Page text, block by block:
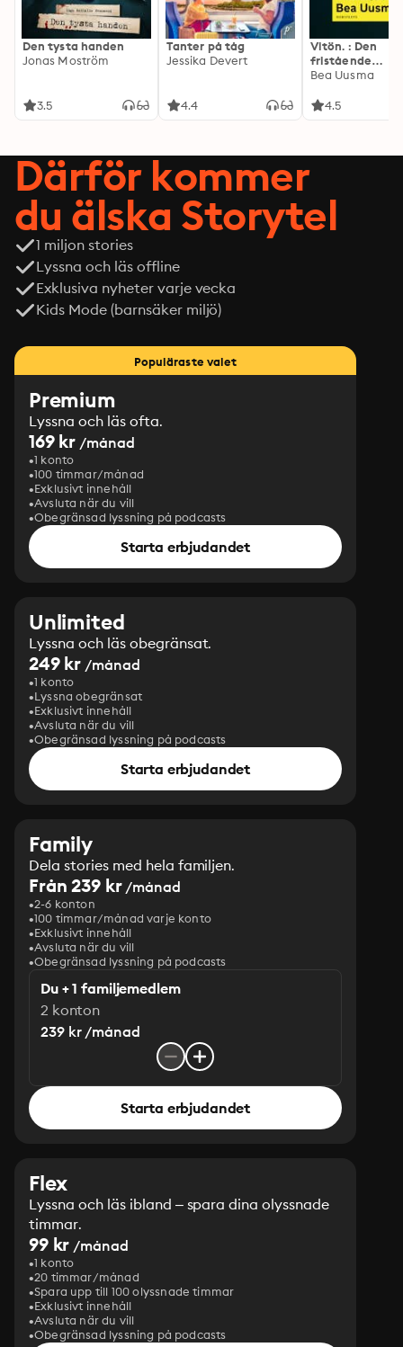
Den tysta handen
Jonas Moström
3.5
Tanter på tåg
Jessika Devert
4.4
Vitön. : Den
fristående
fortsättningen
Bea Uusma
4.5
Därför kommer
du älska Storytel
1 miljon stories
Lyssna och läs offline
Exklusiva nyheter varje vecka
Kids Mode (barnsäker miljö)
Populäraste valet
Premium
Lyssna och läs ofta.
169 kr /månad
1 konto
100 timmar/månad
Exklusivt innehåll
Avsluta när du vill
Obegränsad lyssning på podcasts
Starta erbjudandet
Unlimited
Lyssna och läs obegränsat.
249 kr /månad
1 konto
Lyssna obegränsat
Exklusivt innehåll
Avsluta när du vill
Obegränsad lyssning på podcasts
Starta erbjudandet
Family
Dela stories med hela familjen.
Från 239 kr/månad
2-6 konton
100 timmar/månad varje konto
Exklusivt innehåll
Avsluta när du vill
Obegränsad lyssning på podcasts
Du + 1 familjemedlem
2 konton
239 kr /månad
Starta erbjudandet
Flex
Lyssna och läs ibland – spara dina olyssnade
timmar.
99 kr /månad
1 konto
20 timmar/månad
Spara upp till 100 olyssnade timmar
Exklusivt innehåll
Avsluta när du vill
Obegränsad lyssning på podcasts